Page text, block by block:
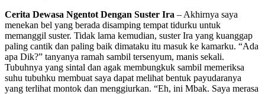
Cerita Dewasa Ngentot Dengan Suster Ira – Akhirnya saya
menekan bel yang berada disamping tempat tidurku untuk
memanggil suster. Tidak lama kemudian, suster Ira yang kuanggap
paling cantik dan paling baik dimataku itu masuk ke kamarku. “Ada
apa Dik?” tanyanya ramah sambil tersenyum, manis sekali.
Tubuhnya yang sintal dan agak membungkuk sambil memeriksa
suhu tubuhku membuat saya dapat melihat bentuk payudaranya
yang terlihat montok dan menggiurkan. “Eh, ini Mbak. Saya merasa